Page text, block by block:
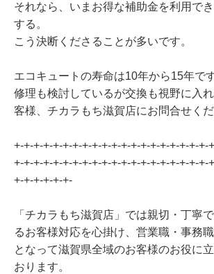
それなら、いまお得な補助金を利用で
する。
こう決断くださることが多いです。
エコキュートの寿命は10年から15年です
修理も検討しているが交換も視野に入
客様、チカラもち滋賀店にお問合せくだ
+-+-+-+-+-+-+-+-+-+-+-+-+-+-+-+-+-+-+-+-
+-+-+-+-+-+-+-+-+-+-+-+-+-+-+-+-+-+-+-+-
+-+-+-+-+-+-
「チカラもち滋賀店」では親切・丁寧
るお客様対応を心掛け、営業職・事務
となって滋賀県全域のお客様のお役に
おります。